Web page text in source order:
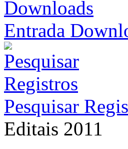
Entrada
Pesquisar
Editais 2011